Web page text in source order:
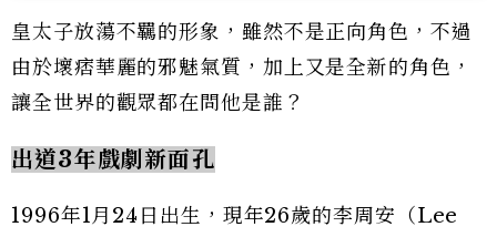
皇太子放蕩不羈的形象，雖然不是正向角色，不過
由於壞痞華麗的邪魅氣質，加上又是全新的角色，
讓全世界的觀眾都在問他是誰？
出道3年戲劇新面孔
1996年1月24日出生，現年26歲的李周安（Lee